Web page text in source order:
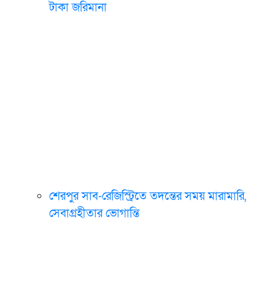
টাকা জরিমানা
শেরপুর সাব-রেজিস্ট্রিতে তদন্তের সময় মারামারি,
সেবাগ্রহীতার ভোগান্তি